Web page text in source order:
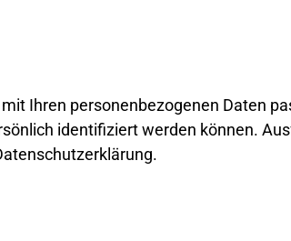
Ihren personenbezogenen Daten
identifiziert werden können.